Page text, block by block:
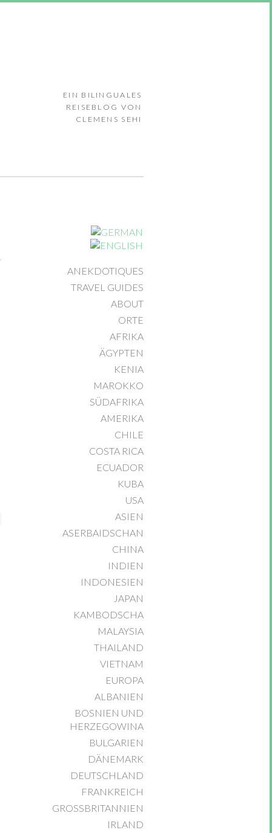
EIN BILINGUALES
REISEBLOG VON
CLEMENS SEHI
ANEKDOTIQUES
TRAVEL GUIDES
ABOUT
ORTE
AFRIKA
ÄGYPTEN
KENIA
MAROKKO
SÜDAFRIKA
AMERIKA
CHILE
COSTA RICA
ECUADOR
KUBA
USA
ASIEN
ASERBAIDSCHAN
CHINA
INDIEN
INDONESIEN
JAPAN
KAMBODSCHA
MALAYSIA
THAILAND
VIETNAM
EUROPA
ALBANIEN
BOSNIEN UND
HERZEGOWINA
BULGARIEN
DÄNEMARK
DEUTSCHLAND
FRANKREICH
GROSSBRITANNIEN
IRLAND